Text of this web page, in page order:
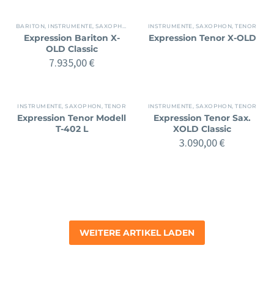
BARITON INSTRUMENTE SAXOPHON
Expression Bariton X-
OLD Classic
7.935,00€
INSTRUMENTE SAXOPHON ,TENOR
Expression Tenor X-OLD
INSTRUMENTE ,SAXOPHON TENOR
Expression Tenor Modell
T-402 L
INSTRUMENTE SAXOPHON ,TENOR
Expression Tenor Sax.
XOLD Classic
3.090,00€
WEITERE ARTIKEL LADEN